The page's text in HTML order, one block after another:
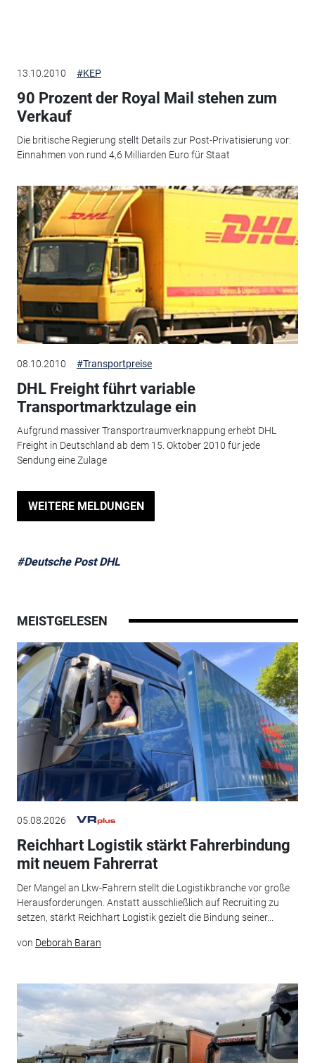
13.10.2010 #KEP
90 Prozent der Royal Mail stehen zum
Verkauf
Die britische Regierung stellt Details zur Post-Privatisierung vor:
Einnahmen von rund 4,6 Milliarden Euro für Staat
08.10.2010 #Transportpreise
DHL Freight führt variable
Transportmarktzulage ein
Aufgrund massiver Transportraumverknappung erhebt DHL
Freight in Deutschland ab dem 15. Oktober 2010 für jede
Sendung eine Zulage
WEITERE MELDUNGEN
#Deutsche Post DHL
MEISTGELESEN
05.08.2026
Reichhart Logistik stärkt Fahrerbindung
mit neuem Fahrerrat
Der Mangel an Lkw-Fahrern stellt die Logistikbranche vor große
Herausforderungen. Anstatt ausschließlich auf Recruiting zu
setzen, stärkt Reichhart Logistik gezielt die Bindung seiner...
von Deborah Baran